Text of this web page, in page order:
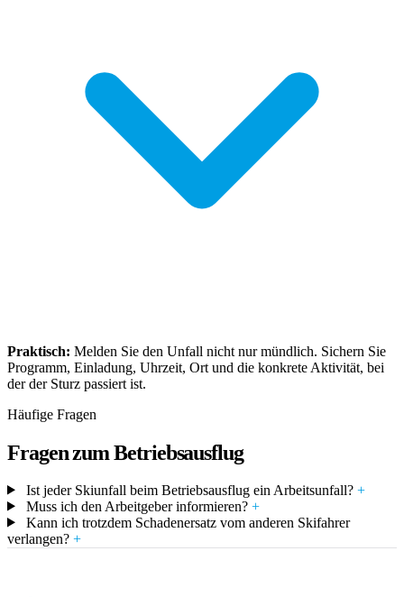
Praktisch: Melden Sie den Unfall nicht nur mündlich. Sichern Sie
Programm, Einladung, Uhrzeit, Ort und die konkrete Aktivität, bei
der der Sturz passiert ist.
Häufige Fragen
Fragen zum Betriebsausflug
Ist jeder Skiunfall beim Betriebsausflug ein Arbeitsunfall? +
Muss ich den Arbeitgeber informieren? +
Kann ich trotzdem Schadenersatz vom anderen Skifahrer
verlangen? +